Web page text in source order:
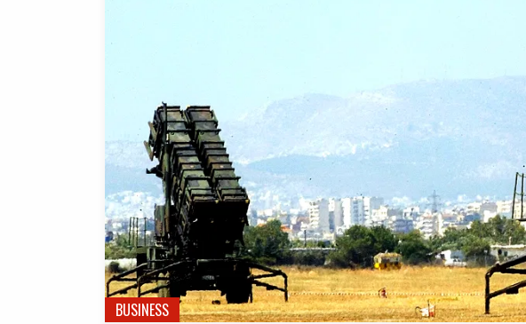
BUSINESS